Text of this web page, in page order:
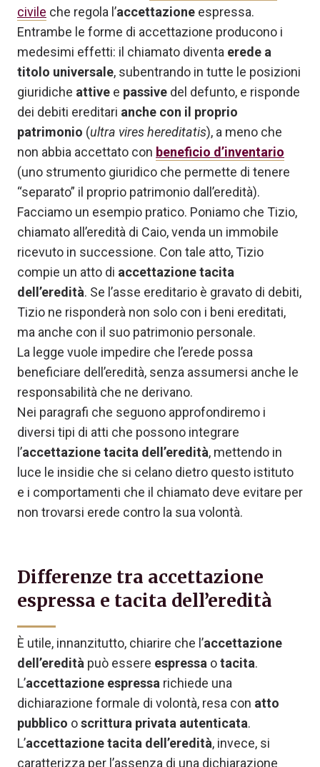
civile che regola l’accettazione espressa.
Entrambe le forme di accettazione producono i
medesimi effetti: il chiamato diventa erede a
titolo universale, subentrando in tutte le posizioni
giuridiche attive e passive del defunto, e risponde
dei debiti ereditari anche con il proprio
patrimonio (ultra vires hereditatis), a meno che
non abbia accettato con beneficio d’inventario
(uno strumento giuridico che permette di tenere
“separato” il proprio patrimonio dall’eredità).
Facciamo un esempio pratico. Poniamo che Tizio,
chiamato all’eredità di Caio, venda un immobile
ricevuto in successione. Con tale atto, Tizio
compie un atto di accettazione tacita
dell’eredità. Se l’asse ereditario è gravato di debiti,
Tizio ne risponderà non solo con i beni ereditati,
ma anche con il suo patrimonio personale.
La legge vuole impedire che l’erede possa
beneficiare dell’eredità, senza assumersi anche le
responsabilità che ne derivano.
Nei paragrafi che seguono approfondiremo i
diversi tipi di atti che possono integrare
l’accettazione tacita dell’eredità, mettendo in
luce le insidie che si celano dietro questo istituto
e i comportamenti che il chiamato deve evitare per
non trovarsi erede contro la sua volontà.
Differenze tra accettazione
espressa e tacita dell’eredità
È utile, innanzitutto, chiarire che l’accettazione
dell’eredità può essere espressa otacita.
L’accettazione espressa richiede una
dichiarazione formale di volontà, resa con atto
pubblico oscrittura privata autenticata.
L’accettazione tacita dell’eredità, invece, si
caratterizza per l’assenza di una dichiarazione